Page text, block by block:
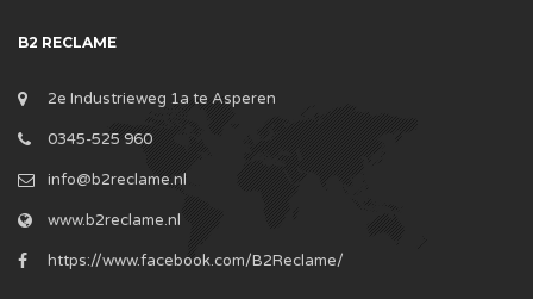
B2 RECLAME
2e Industrieweg 1a te Asperen
0345-525 960
info@b2reclame.nl
www.b2reclame.nl
https://www.facebook.com/B2Reclame/